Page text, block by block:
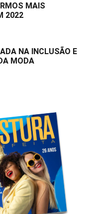
MAIS
2022
NA INCLUSÃO E
MODA